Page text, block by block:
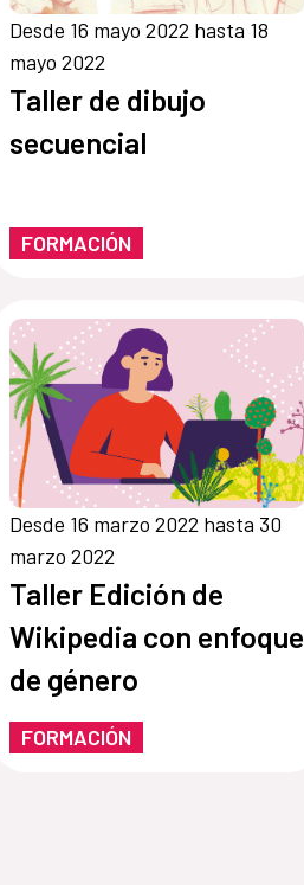
Desde 16 mayo 2022 hasta 18
mayo 2022
Taller de dibujo
secuencial
FORMACIÓN
Desde 16 marzo 2022 hasta 30
marzo 2022
Taller Edición de
Wikipedia con enfoque
de género
FORMACIÓN